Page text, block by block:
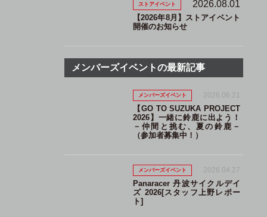
ストアイベント 2026.08.01
【2026年8月】ストアイベント
開催のお知らせ
メンバーズイベントの最新記事
メンバーズイベント 2026.06.21
【GO TO SUZUKA PROJECT
2026】一緒に鈴鹿に出よう！
－仲間と挑む、夏の鈴鹿－
（参加者募集中！）
メンバーズイベント 2026.04.27
Panaracer 丹波サイクルデイ
ズ 2026[スタッフ上野レポー
ト]